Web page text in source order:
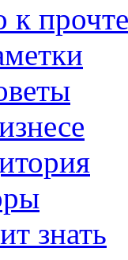
к
знать